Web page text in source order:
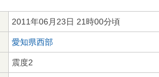
2011年06月23日 21時00分頃
愛知県西部
震度2